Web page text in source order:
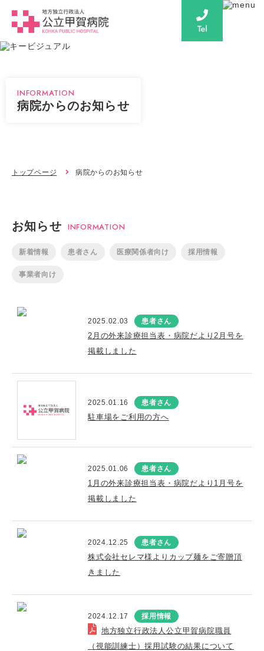
INFORMATION
病院からのお知らせ
トップページ 病院からのお知らせ
お知らせ INFORMATION
新着情報 患者さん 医療関係者向け 採用情報
事業者向け
2025.02.03 患者さん
2月の外来診療担当表・病院だより2月号を
掲載しました
2025.01.16 患者さん
駐車場をご利用の方へ
2025.01.06 患者さん
1月の外来診療担当表・病院だより1月号を
掲載しました
2024.12.25 患者さん
株式会社セレマ様よりカップ麺をご寄贈頂
きました
2024.12.17 採用情報
地方独立行政法人公立甲賀病院職員
（視能訓練士）採用試験の結果について